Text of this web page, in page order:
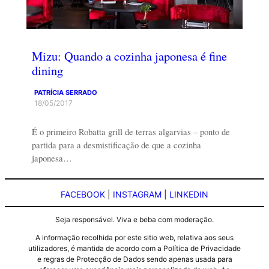
Mizu: Quando a cozinha japonesa é fine
dining
PATRÍCIA SERRADO
18/05/2017
É o primeiro Robatta grill de terras algarvias – ponto de
partida para a desmistificação de que a cozinha
japonesa…
FACEBOOK INSTAGRAM LINKEDIN
Seja responsável. Viva e beba com moderação.
A informação recolhida por este sitio web, relativa aos seus
utilizadores, é mantida de acordo com a Política de Privacidade
e regras de Protecção de Dados sendo apenas usada para